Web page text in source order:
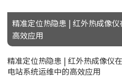
精准定位热隐患 | 红外热成像
高效应用
精准定位热隐患 | 红外热成像仪
电站系统运维中的高效应用